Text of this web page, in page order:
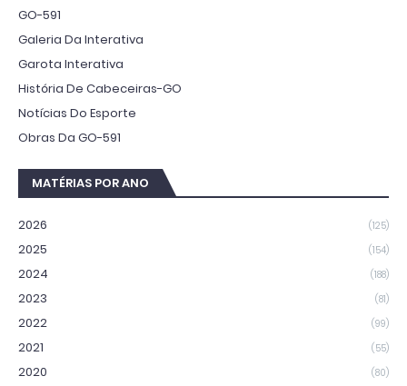
GO-591
Galeria Da Interativa
Garota Interativa
História De Cabeceiras-GO
Notícias Do Esporte
Obras Da GO-591
MATÉRIAS POR ANO
2026 (125)
2025 (154)
2024 (188)
2023 (81)
2022 (99)
2021 (55)
2020 (80)